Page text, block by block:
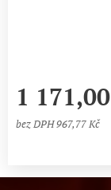
1 171,00
bez DPH 967,77 Kč